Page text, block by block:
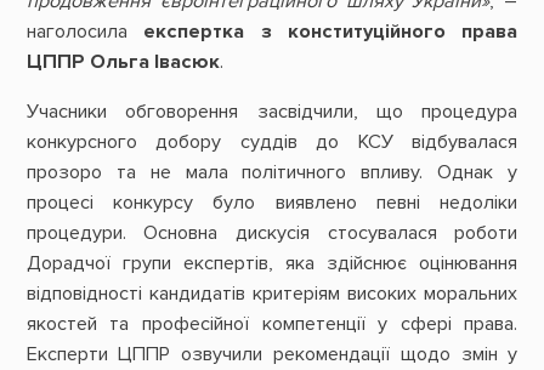
наголосила експертка з конституційного права
ЦППР Ольга Івасюк.
Учасники обговорення засвідчили, що процедура
конкурсного добору суддів до КСУ відбувалася
прозоро та не мала політичного впливу. Однак у
процесі конкурсу було виявлено певні недоліки
процедури. Основна дискусія стосувалася роботи
Дорадчої групи експертів, яка здійснює оцінювання
відповідності кандидатів критеріям високих моральних
якостей та професійної компетенції у сфері права.
Експерти ЦППР озвучили рекомендації щодо змін у